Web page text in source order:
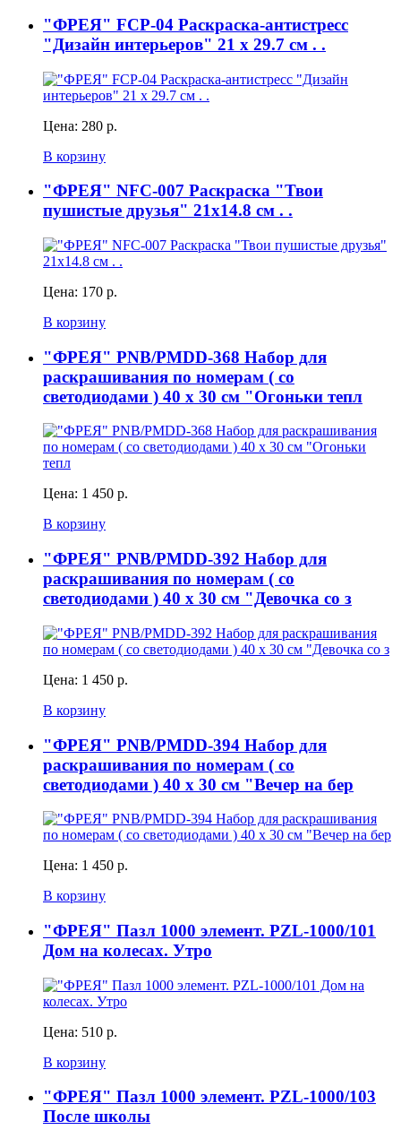
"ФРЕЯ" FCP-04 Раскраска-антистресс
"Дизайн интерьеров" 21 x 29.7 см . .
Цена: 280 р.
В корзину
"ФРЕЯ" NFC-007 Раскраска "Твои
пушистые друзья" 21х14.8 см . .
Цена: 170 р.
В корзину
"ФРЕЯ" PNB/PMDD-368 Набор для
раскрашивания по номерам ( со
светодиодами ) 40 х 30 см "Огоньки тепл
Цена: 1 450 р.
В корзину
"ФРЕЯ" PNB/PMDD-392 Набор для
раскрашивания по номерам ( со
светодиодами ) 40 х 30 см "Девочка со з
Цена: 1 450 р.
В корзину
"ФРЕЯ" PNB/PMDD-394 Набор для
раскрашивания по номерам ( со
светодиодами ) 40 х 30 см "Вечер на бер
Цена: 1 450 р.
В корзину
"ФРЕЯ" Пазл 1000 элемент. PZL-1000/101
Дом на колесах. Утро
Цена: 510 р.
В корзину
"ФРЕЯ" Пазл 1000 элемент. PZL-1000/103
После школы